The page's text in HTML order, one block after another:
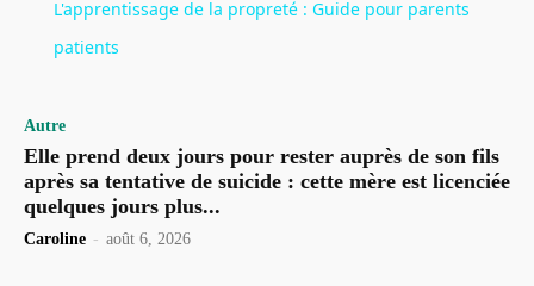
L'apprentissage de la propreté : Guide pour parents
patients
Autre
Elle prend deux jours pour rester auprès de son fils
après sa tentative de suicide : cette mère est licenciée
quelques jours plus...
Caroline - août 6, 2026